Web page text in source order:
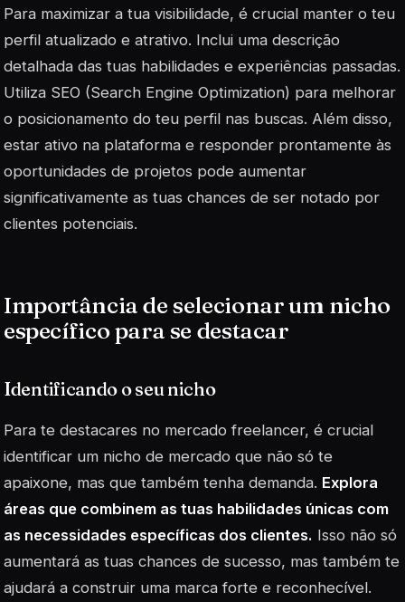
Para maximizar a tua visibilidade, é crucial manter o teu
perfil atualizado e atrativo. Inclui uma descrição
detalhada das tuas habilidades e experiências passadas.
Utiliza SEO (Search Engine Optimization) para melhorar
o posicionamento do teu perfil nas buscas. Além disso,
estar ativo na plataforma e responder prontamente às
oportunidades de projetos pode aumentar
significativamente as tuas chances de ser notado por
clientes potenciais.
Importância de selecionar um nicho
específico para se destacar
Identificando o seu nicho
Para te destacares no mercado freelancer, é crucial
identificar um nicho de mercado que não só te
apaixone, mas que também tenha demanda. Explora
áreas que combinem as tuas habilidades únicas com
as necessidades específicas dos clientes. Isso não só
aumentará as tuas chances de sucesso, mas também te
ajudará a construir uma marca forte e reconhecível.